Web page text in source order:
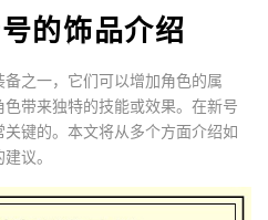
的饰品介绍
之一，它们可以增加角色的属
带来独特的技能或效果。在新号
键的。本文将从多个方面介绍如
议。